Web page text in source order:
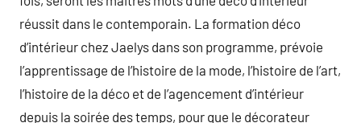
réussit dans le contemporain. La formation déco
d’intérieur chez Jaelys dans son programme, prévoie
l’apprentissage de l’histoire de la mode, l’histoire de l’art,
l’histoire de la déco et de l’agencement d’intérieur
depuis la soirée des temps, pour que le décorateur